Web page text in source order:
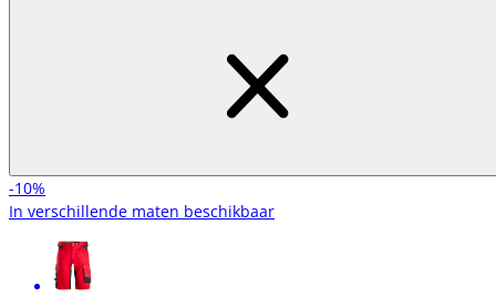
-10%
In verschillende maten beschikbaar